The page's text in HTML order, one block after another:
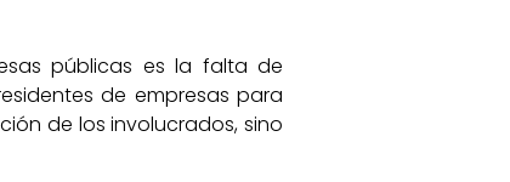
públicas es la falta de
de empresas para
de los involucrados, sino